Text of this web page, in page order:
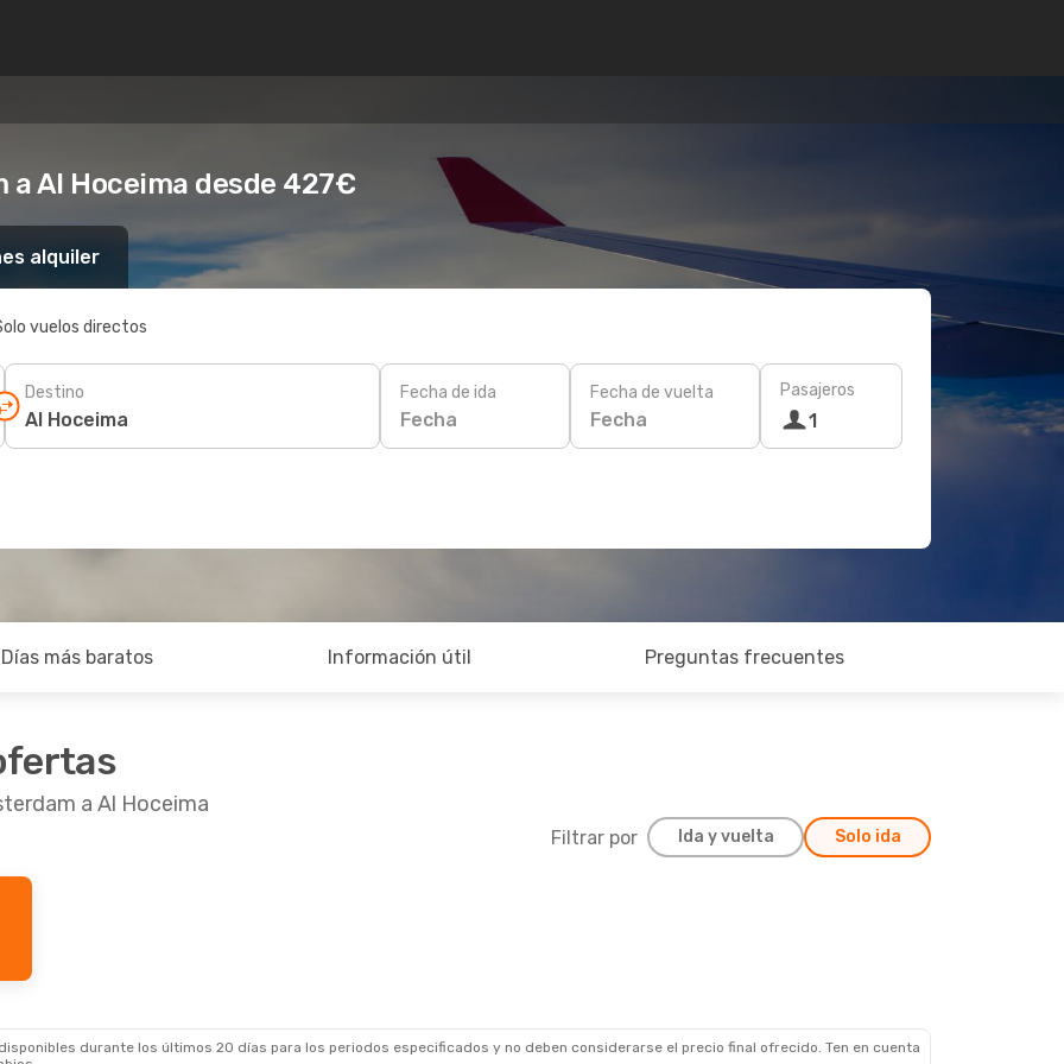
Al Hoceima desde 427€
alquiler
vuelos directos
Destino Fecha de ida
Fecha
Fecha de vuelta
Fecha
Pasajeros
1
Días más baratos Información útil Preguntas frecuentes
a Al Hoceima
Filtrar por Ida y vuelta Solo ida
durante los últimos 20 días para los periodos especificados y no deben considerarse el precio final ofrecido. Ten en cuenta